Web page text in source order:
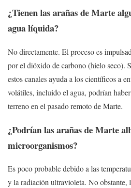
¿Tienen las arañas de Marte
agua líquida?
No directamente. El proceso es
por el dióxido de carbono (hielo seco).
estos canales ayuda a los científicos a
volátiles, incluido el agua, podrían
terreno en el pasado remoto de Marte.
¿Podrían las arañas de Marte
microorganismos?
Es poco probable debido a las
y la radiación ultravioleta. No obstante,